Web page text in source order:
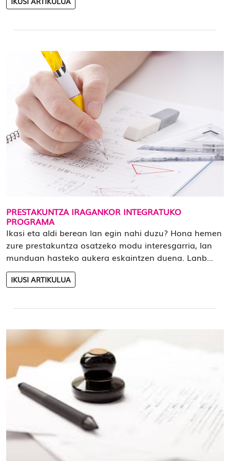
PRESTAKUNTZA IRAGANKOR INTEGRATUKO
PROGRAMA
Ikasi eta aldi berean lan egin nahi duzu? Hona hemen
zure prestakuntza osatzeko modu interesgarria, lan
munduan hasteko aukera eskaintzen duena. Lanb...
IKUSI ARTIKULUA